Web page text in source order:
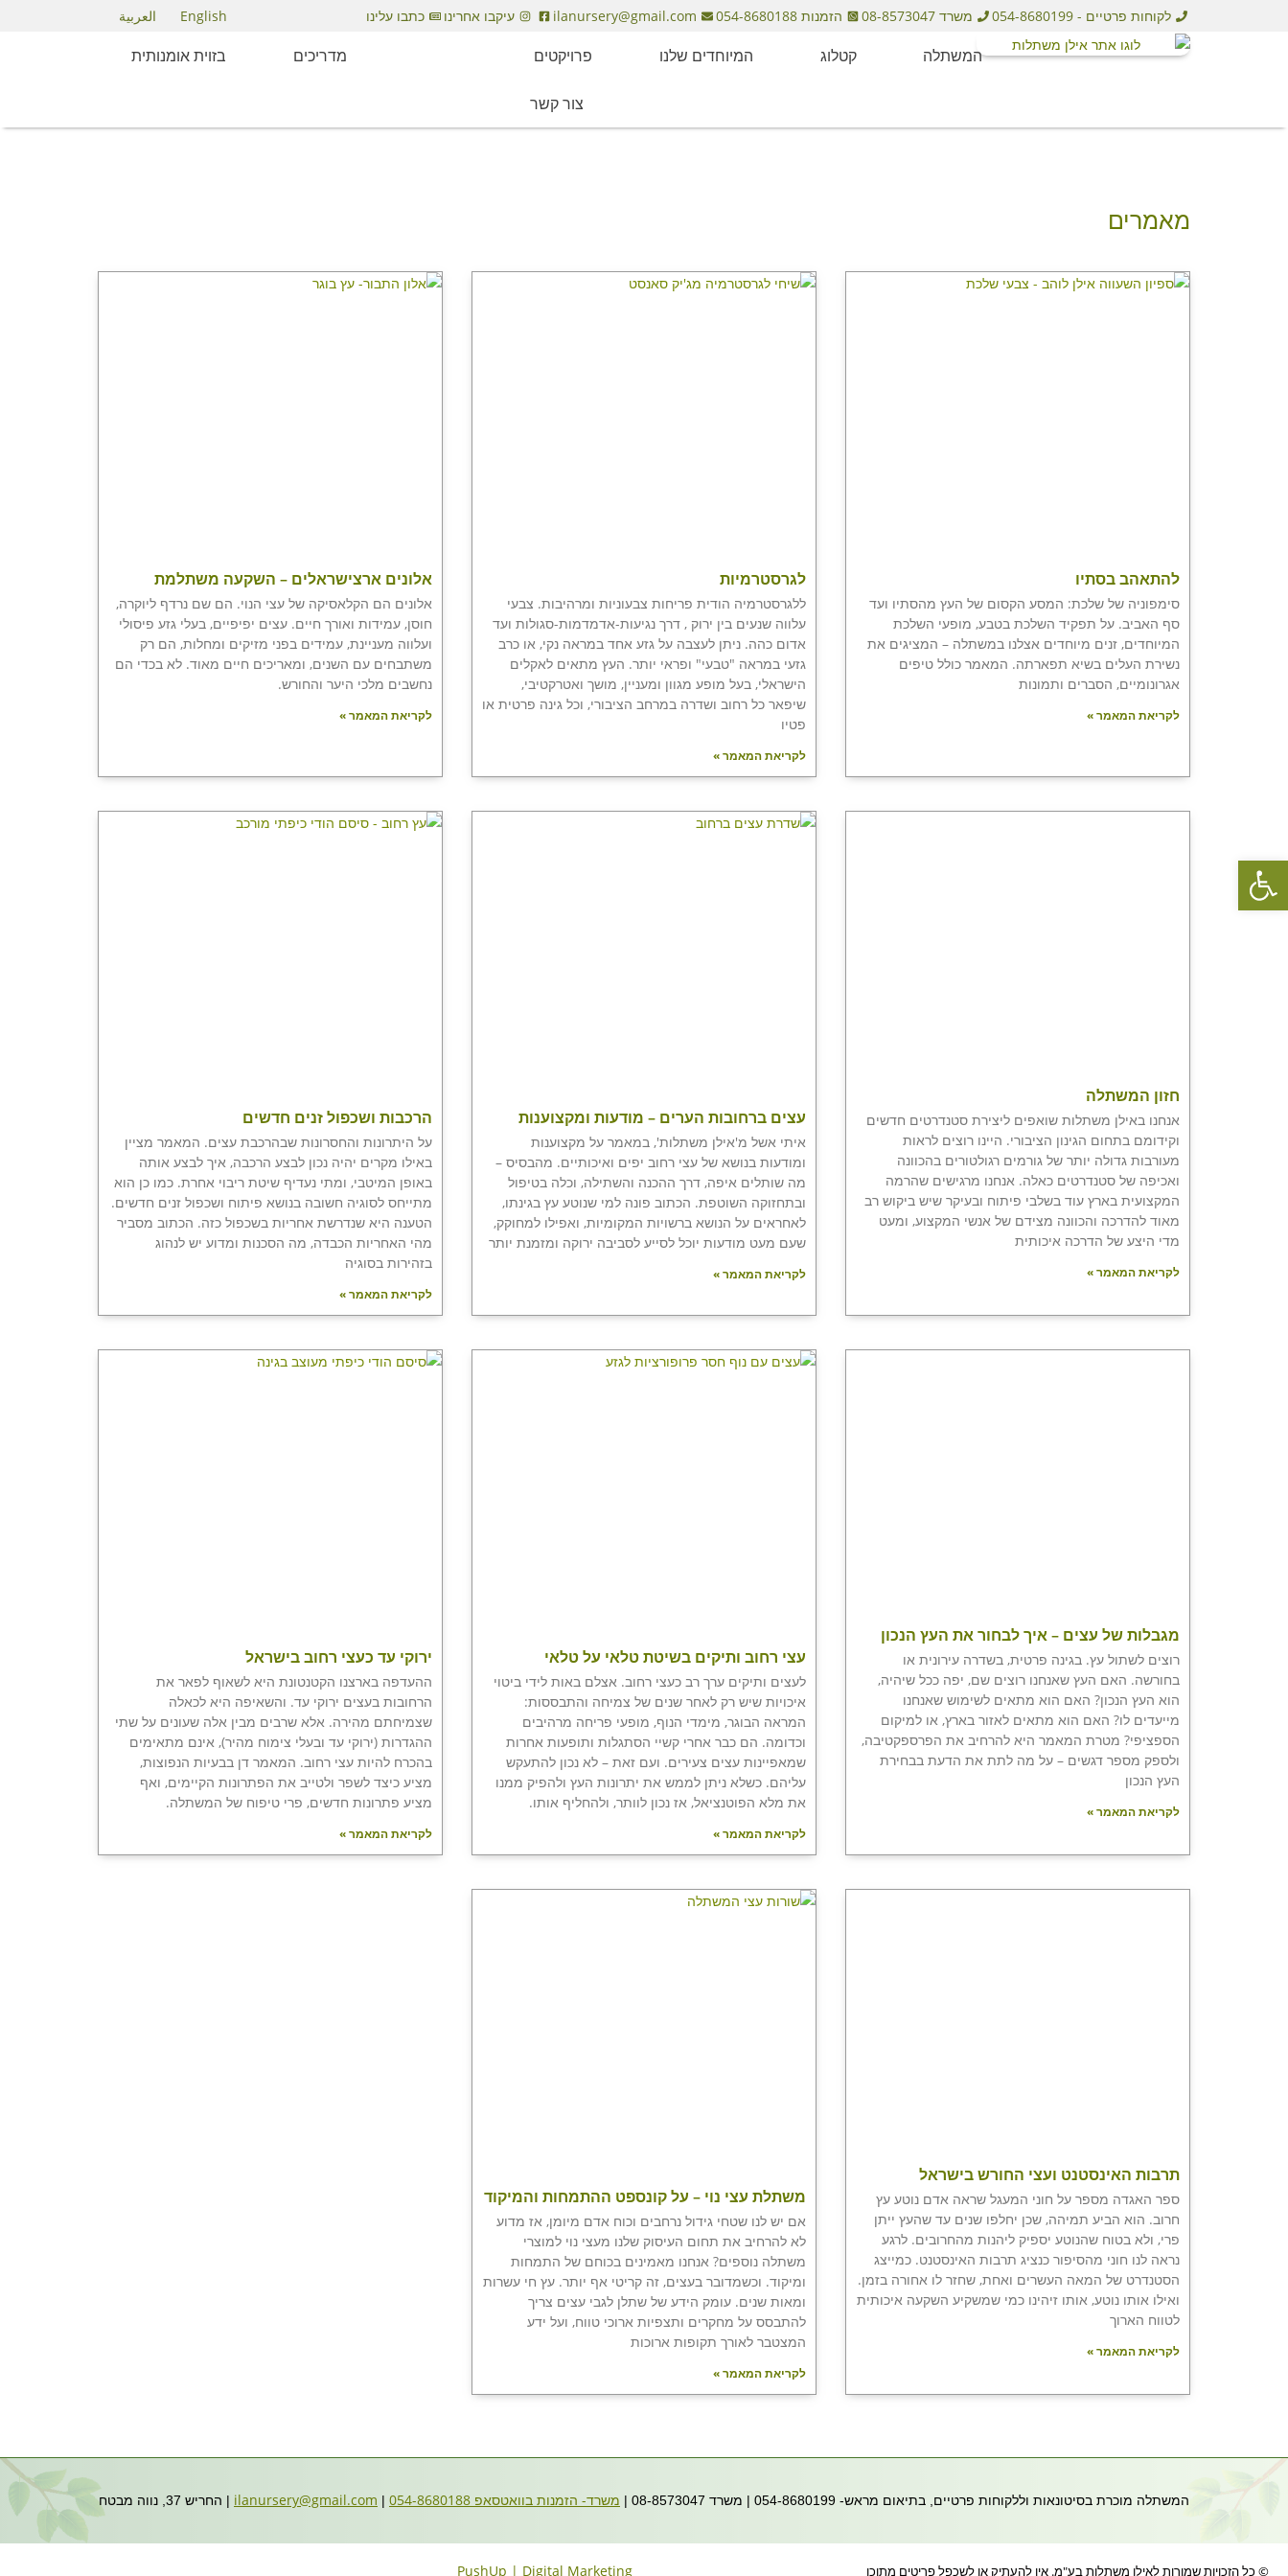
לקוחות פרטיים - 054-8680199 משרד 08-8573047 הזמנות 054-8680188 ilanursery@gmail.com עיקבו אחרינו כתבו עלינו English العربية
המשתלה קטלוג המיוחדים שלנו פרויקטים מדריכים בזוית אומנותית
צור קשר
מאמרים
להתאהב בסתיו
סימפוניה של שלכת: המסע הקסום של העץ מהסתיו ועד
סף האביב. על תפקיד השלכת בטבע, מופעי השלכת
המיוחדים, זנים מיוחדים אצלנו במשתלה – המציגים את
נשירת העלים בשיא תפארתה. המאמר כולל טיפים
אגרונומיים, הסברים ותמונות
לקריאת המאמר »
לגרסטרמיות
ללגרסטרמיה הודית פריחות צבעוניות ומרהיבות. צבעי
עלווה שנעים בין ירוק , דרך נגיעות-אדמדמות-סגולות ועד
אדום כהה. ניתן לעצבה על גזע אחד במראה נקי, או כרב
גזעי במראה "טבעי" ופראי יותר. העץ מתאים לאקלים
הישראלי, בעל מופע מגוון ומעניין, מושך ואטרקטיבי,
שיפאר כל רחוב ושדרה במרחב הציבורי, וכל גינה פרטית או
פטיו
לקריאת המאמר »
אלונים ארצישראלים – השקעה משתלמת
אלונים הם הקלאסיקה של עצי הנוי. הם שם נרדף ליוקרה,
חוסן, עמידות ואורך חיים. עצים יפיפיים, בעלי גזע פיסולי
ועלווה מעניינת, עמידים בפני מזיקים ומחלות, הם רק
משתבחים עם השנים, ומאריכים חיים מאוד. לא בכדי הם
נחשבים מלכי היער והחורש.
לקריאת המאמר »
חזון המשתלה
אנחנו באילן משתלות שואפים ליצירת סטנדרטים חדשים
וקידומם בתחום הגינון הציבורי. היינו רוצים לראות
מעורבות גדולה יותר של גורמים רגולטורים בהכוונה
ואכיפה של סטנדרטים כאלה. אנחנו מרגישים שהרמה
המקצועית בארץ עוד בשלבי פיתוח ובעיקר שיש ביקוש רב
מאוד להדרכה והכוונה מצידם של אנשי המקצוע, ומעט
מדי היצע של הדרכה איכותית
לקריאת המאמר »
עצים ברחובות הערים – מודעות ומקצוענות
איתי אשל מ'אילן משתלות', במאמר על מקצוענות
ומודעות בנושא של עצי רחוב יפים ואיכותיים. מהבסיס –
מה שותלים איפה, דרך ההכנה והשתילה, וכלה בטיפול
ובתחזוקה השוטפת. הכתוב פונה למי שנוטע עץ בגינתו,
לאחראים על הנושא ברשויות המקומיות, ואפילו למחוקק,
שעם מעט מודעות יוכל לסייע לסביבה ירוקה ומזמנת יותר
לקריאת המאמר »
הרכבות ושכפול זנים חדשים
על היתרונות והחסרונות שבהרכבת עצים. המאמר מציין
באילו מקרים יהיה נכון לבצע הרכבה, איך לבצע אותה
באופן המיטבי, ומתי נעדיף שיטת ריבוי אחרת. כמו כן הוא
מתייחס לסוגיה חשובה בנושא פיתוח ושכפול זנים חדשים.
הטענה היא שנדרשת אחריות בשכפול כזה. הכתוב מסביר
מהי האחריות הכבדה, מה הסכנות ומדוע יש לנהוג
בזהירות בסוגיה
לקריאת המאמר »
מגבלות של עצים – איך לבחור את העץ הנכון
רוצים לשתול עץ. בגינה פרטית, בשדרה עירונית או
בחורשה. האם העץ שאנחנו רוצים שם, יפה ככל שיהיה,
הוא העץ הנכון? האם הוא מתאים לשימוש שאנחנו
מייעדים לו? האם הוא מתאים לאזור בארץ, או למיקום
הספציפי? מטרת המאמר היא להרחיב את הפרספקטיבה,
ולספק מספר דגשים – על מה לתת את הדעת בבחירת
העץ הנכון
לקריאת המאמר »
עצי רחוב ותיקים בשיטת טלאי על טלאי
לעצים ותיקים ערך רב כעצי רחוב. אצלם באות לידי ביטוי
איכויות שיש רק לאחר שנים של צמיחה והתבססות:
המראה הבוגר, מימדי הנוף, מופעי פריחה מרהיבים
וכדומה. הם כבר אחרי קשיי הסתגלות ותופעות אחרות
שמאפיינות עצים צעירים. ועם זאת – לא נכון להתעקש
עליהם. כשלא ניתן לממש את יתרונות העץ ולהפיק ממנו
את מלא הפוטנציאל, אז נכון לוותר, ולהחליף אותו.
לקריאת המאמר »
ירוקי עד כעצי רחוב בישראל
ההעדפה בארצנו הקטנטונת היא לשאוף לפאר את
הרחובות בעצים ירוקי עד. והשאיפה היא לכאלה
שצמיחתם מהירה. אלא שרבים מבין אלה שעונים על שתי
ההגדרות (ירוקי עד ובעלי צימוח מהיר), אינם מתאימים
בהכרח להיות עצי רחוב. המאמר דן בבעיות הנפוצות,
מציע כיצד לשפר ולטייב את הפתרונות הקיימים, ואף
מציע פתרונות חדשים, פרי טיפוח של המשתלה.
לקריאת המאמר »
תרבות האינסטנט ועצי החורש בישראל
ספר האגדה מספר על חוני המעגל שראה אדם נוטע עץ
חרוב. הוא הביע תמיהה, שכן יחלפו שנים עד שהעץ ייתן
פרי, ולא בטוח שהנוטע יספיק ליהנות מהחרובים. לרגע
נראה לנו חוני מהסיפור כנציג תרבות האינסטנט. כמייצג
הסטנדרט של המאה העשרים ואחת, שחזר לו אחורה בזמן.
ואילו אותו נוטע, אותו זיהינו כמי שמשקיע השקעה איכותית
לטווח הארוך
לקריאת המאמר »
משתלת עצי נוי – על קונספט ההתמחות והמיקוד
אם יש לנו שטחי גידול נרחבים וכוח אדם מיומן, אז מדוע
לא להרחיב את תחום העיסוק שלנו מעצי נוי למוצרי
משתלה נוספים? אנחנו מאמינים בכוחם של התמחות
ומיקוד. וכשמדובר בעצים, זה קריטי אף יותר. עץ חי עשרות
ומאות שנים. עומק הידע של שתלן לגבי עצים צריך
להתבסס על מחקרים ותצפיות ארוכי טווח, ועל ידע
המצטבר לאורך תקופות ארוכות
לקריאת המאמר »
המשתלה מוכרת בסיטונאות וללקוחות פרטיים, בתיאום מראש- 054-8680199 | משרד 08-8573047 | משרד- הזמנות בוואטסאפ |
ilanursery@gmail.com | החריש 37, נווה מבטח
© כל הזכויות שמורות לאילן משתלות בע"מ. אין להעתיק או לשכפל פריטים מתוכן PushUp | Digital Marketing
פתח סרגל נגישות